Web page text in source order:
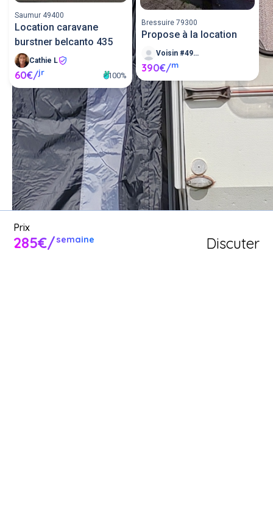
Discuter
Prix
285€/semaine
Saumur 49400
Location caravane
burstner belcanto 435
Cathie L
60€/jr 100%
Bressuire 79300
Propose à la location
Voisin #496869
390€/m
Louer une caravane entre
particuliers ou proposer une
caravane en location.
Poster une annonce